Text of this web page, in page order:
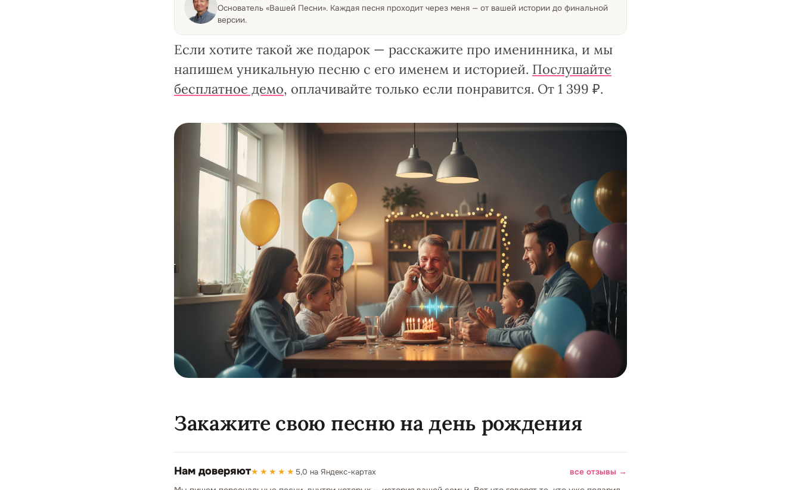
Основатель «Вашей Песни». Каждая песня проходит через меня — от вашей истории до финальной
версии.
Если хотите такой же подарок — расскажите про именинника, и мы
напишем уникальную песню с его именем и историей. Послушайте
бесплатное демо, оплачивайте только если понравится. От 1 399 ₽.
Закажите свою песню на день рождения
Нам доверяют★★★★★ 5,0 на Яндекс-картах все отзывы →